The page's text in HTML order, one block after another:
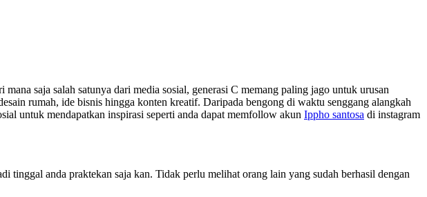
saja salah satunya dari media sosial, generasi C memang paling jago untuk urusan
rumah, ide bisnis hingga konten kreatif. Daripada bengong di waktu senggang alangkah
untuk mendapatkan inspirasi seperti anda dapat memfollow akun Ippho santosa di instagram
tinggal anda praktekan saja kan. Tidak perlu melihat orang lain yang sudah berhasil dengan